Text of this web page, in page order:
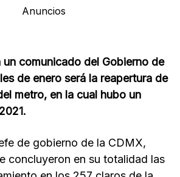
Anuncios
comunicado del Gobierno de
de enero será la reapertura de
metro, en la cual hubo un
de gobierno de la CDMX,
concluyeron en su totalidad las